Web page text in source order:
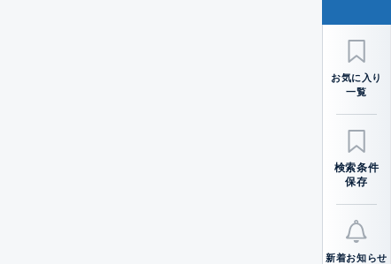
お気に入り
一覧
検索条件
保存
新着お知らせ